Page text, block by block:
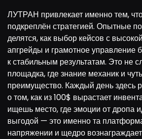
ЛУТРАН привлекает именно тем,
подкреплён стратегией. Опытные
делятся, как выбор кейсов с
апгрейды и грамотное управление
к стабильным результатам. Это не
площадка, где знание механик и
преимущество. Каждый день здесь
о том, как из 100$ вырастает
ищешь место, где эмоции от дропа
выгодой — это именно та
напряжении и щедро